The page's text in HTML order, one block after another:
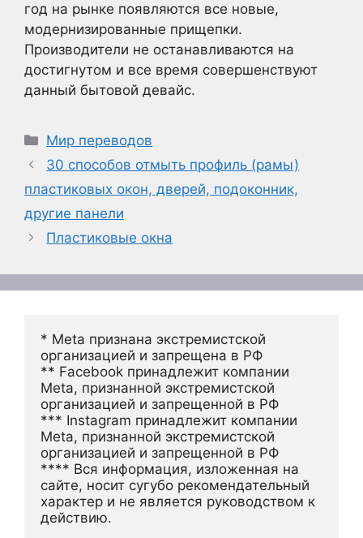
год на рынке появляются все новые,
модернизированные прищепки.
Производители не останавливаются на
достигнутом и все время совершенствуют
данный бытовой девайс.
Рубрики
Мир переводов
30 способов отмыть профиль (рамы)
пластиковых окон, дверей, подоконник,
другие панели
Пластиковые окна
* Meta признана экстремистской
организацией и запрещена в РФ
** Facebook принадлежит компании
Meta, признанной экстремистской
организацией и запрещенной в РФ
*** Instagram принадлежит компании
Meta, признанной экстремистской
организацией и запрещенной в РФ
**** Вся информация, изложенная на
сайте, носит сугубо рекомендательный
характер и не является руководством к
действию.